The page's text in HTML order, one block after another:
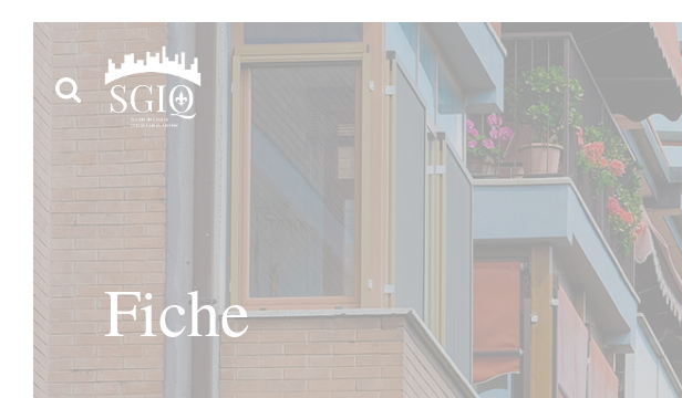
RECHERCHEZ DES LOGEMENTS PARTOUT AU QUÉBEC
Ajoutez des critères
Fiche